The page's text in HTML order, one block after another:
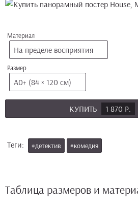
Материал
На пределе восприятия
Размер
А0+ (84 × 120 см)
КУПИТЬ 1 870 Р.
Теги: #детектив #комедия
Таблица размеров и